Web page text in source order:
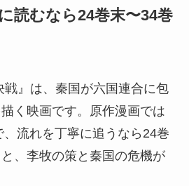
読むなら24巻末〜34巻
戦』は、秦国が六国連合に包
く映画です。原作漫画では
流れを丁寧に追うなら24巻
、李牧の策と秦国の危機が